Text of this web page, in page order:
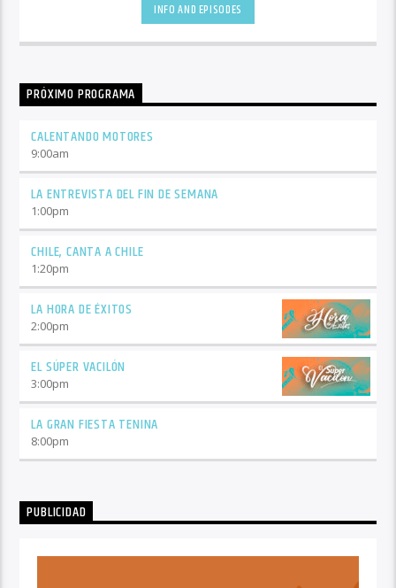
INFO AND EPISODES
PRÓXIMO PROGRAMA
CALENTANDO MOTORES
9:00am
LA ENTREVISTA DEL FIN DE SEMANA
1:00pm
CHILE, CANTA A CHILE
1:20pm
LA HORA DE ÉXITOS
2:00pm
EL SÚPER VACILÓN
3:00pm
LA GRAN FIESTA TENINA
8:00pm
PUBLICIDAD